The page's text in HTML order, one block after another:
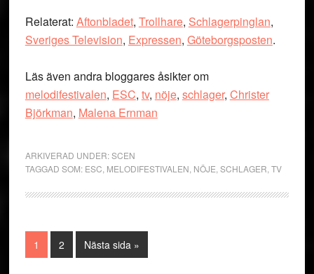
Relaterat: Aftonbladet, Trollhare, Schlagerpinglan,
Sveriges Television, Expressen, Göteborgsposten.
Läs även andra bloggares åsikter om
melodifestivalen, ESC, tv, nöje, schlager, Christer
Björkman, Malena Ernman
ARKIVERAD UNDER:SCEN
TAGGAD SOM: ESC MELODIFESTIVALEN NÖJE SCHLAGER TV
Sida
1 Sida
2
Go
to
Nästa sida »